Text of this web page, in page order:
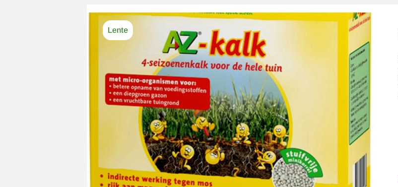
Lente
Afbeelding